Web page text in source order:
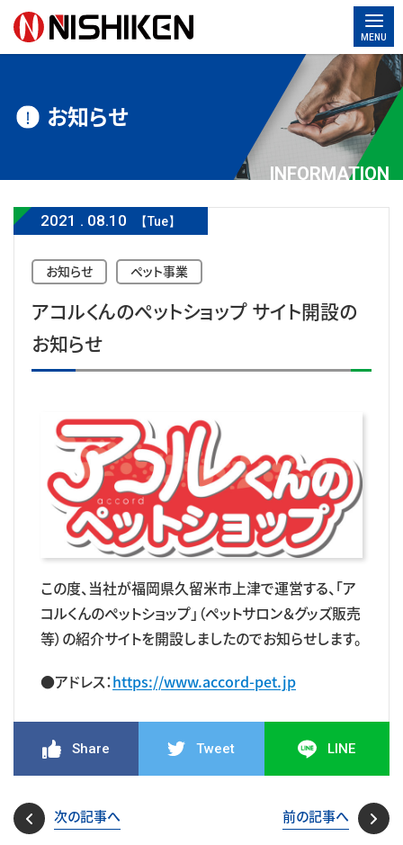
お知らせ
INFORMATION
2021 . 08.10 【Tue】
お知らせ ペット事業
アコルくんのペットショップ サイト開設の
お知らせ
この度、当社が福岡県久留米市上津で運営する、「ア
コルくんのペットショップ」（ペットサロン＆グッズ販売
等）の紹介サイトを開設しましたのでお知らせします。
●アドレス： https://www.accord-pet.jp
Share Tweet LINE
次の記事へ 前の記事へ
MENU